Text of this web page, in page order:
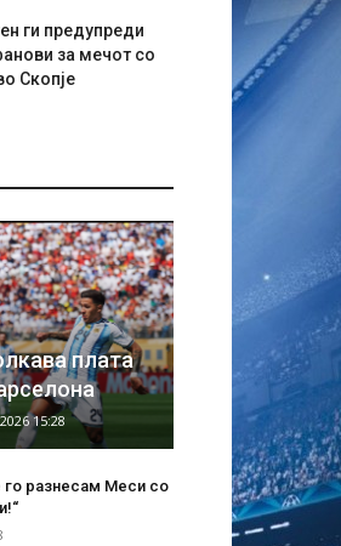
ги предупреди
за мечот со
Скопје
плата
15:28
го разнесам Меси со